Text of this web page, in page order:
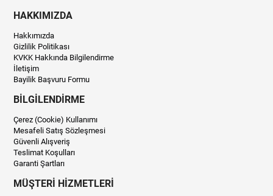
HAKKIMIZDA
Hakkımızda
Gizlilik Politikası
KVKK Hakkında Bilgilendirme
İletişim
Bayilik Başvuru Formu
BİLGİLENDİRME
Çerez (Cookie) Kullanımı
Mesafeli Satış Sözleşmesi
Güvenli Alışveriş
Teslimat Koşulları
Garanti Şartları
MÜŞTERİ HİZMETLERİ